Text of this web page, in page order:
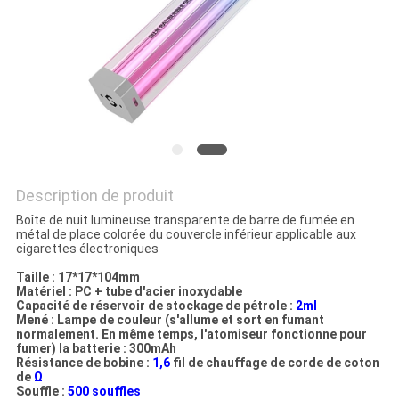
Description de produit
Boîte de nuit lumineuse transparente de barre de fumée en
métal de place colorée du couvercle inférieur applicable aux
cigarettes électroniques
Taille : 17*17*104mm
Matériel : PC + tube d'acier inoxydable
Capacité de réservoir de stockage de pétrole : 2ml
Mené : Lampe de couleur (s'allume et sort en fumant
normalement. En même temps, l'atomiseur fonctionne pour
fumer) la batterie : 300mAh
Résistance de bobine : 1,6fil de chauffage de corde de coton
de Ω
Souffle : 500 souffles